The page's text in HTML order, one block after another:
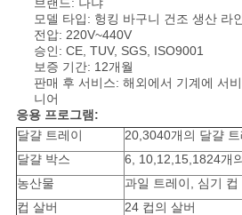
브랜드: 나냐
모델 타입: 헝킹 바구니 건조 생산 라
전압: 220V~440V
승인: CE, TUV, SGS, ISO9001
보증 기간: 12개월
판매 후 서비스: 해외에서 기계에 서
니어
응용 프로그램:
달걀 트레이
20,3040개의 달걀
달걀 박스
6, 10,12,15,1824개
농산물
과일 트레이, 심기 컵
컵 살버
24 컵의 살버